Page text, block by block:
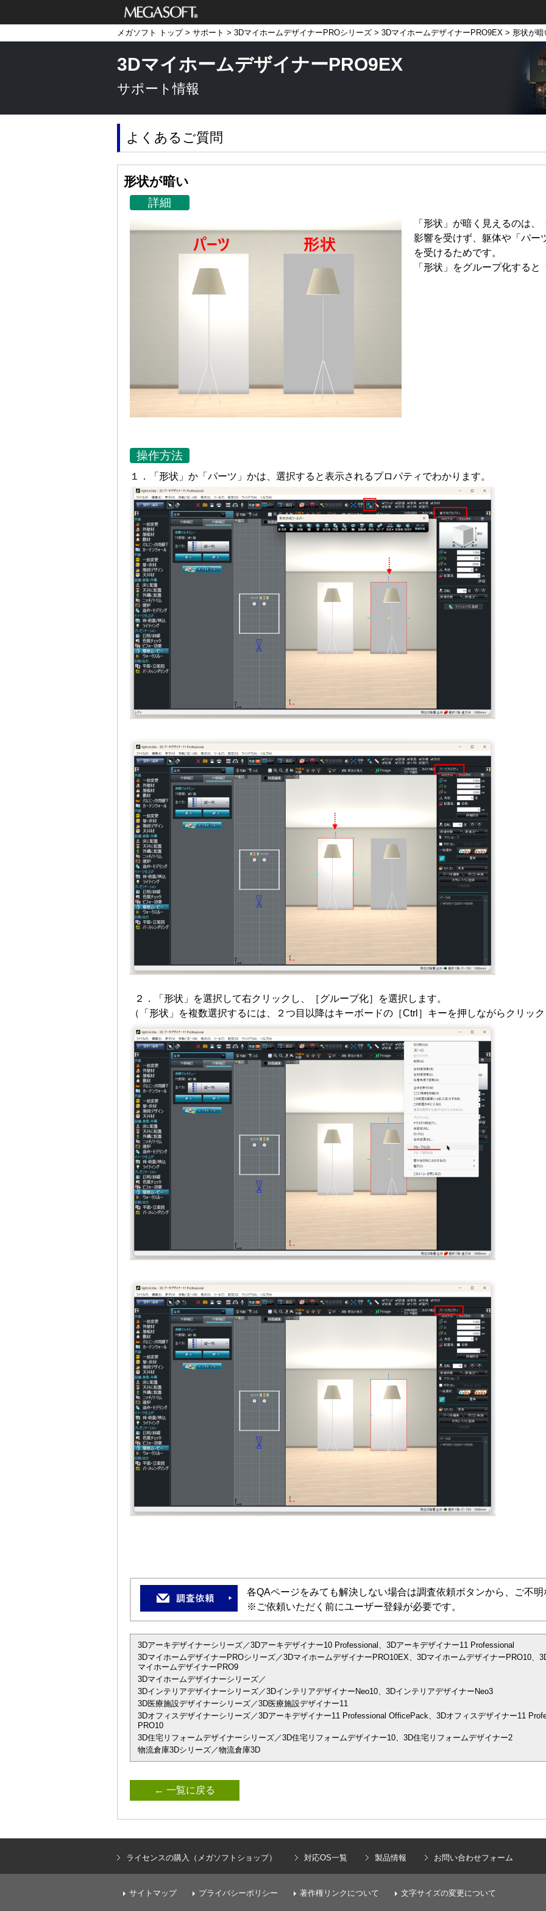
メガソフト株式
会社
メガソフト トップ> サポート > 3DマイホームデザイナーPROシリーズ > 3DマイホームデザイナーPRO9EX > 形状が暗
3DマイホームデザイナーPRO9EX
サポート情報
よくあるご質問
形状が暗い
詳細
「形状」が暗く見えるのは
影響を受けず、躯体や「パー
を受けるためです。
「形状」をグループ化すると
操作方法
１．「形状」か「パーツ」かは、選択すると表示されるプロパティでわかります。
２．「形状」を選択して右クリックし、［グループ化］を選択します。
（「形状」を複数選択するには、２つ目以降はキーボードの［Ctrl］キーを押しながらクリック
各QAページをみても解決しない場合は調査依頼ボタンから、ご不明
※ご依頼いただく前にユーザー登録が必要です。
3Dアーキデザイナーシリーズ／3Dアーキデザイナー10 Professional、3Dアーキデザイナー11 Professional
3DマイホームデザイナーPROシリーズ／3DマイホームデザイナーPRO10EX、3DマイホームデザイナーPRO10、
マイホームデザイナーPRO9
3Dマイホームデザイナーシリーズ／
3Dインテリアデザイナーシリーズ／3DインテリアデザイナーNeo10、3DインテリアデザイナーNeo3
3D医療施設デザイナーシリーズ／3D医療施設デザイナー11
3Dオフィスデザイナーシリーズ／3Dアーキデザイナー11 Professional OfficePack、3Dオフィスデザイナー11
PRO10
3D住宅リフォームデザイナーシリーズ／3D住宅リフォームデザイナー10、3D住宅リフォームデザイナー2
物流倉庫3Dシリーズ／物流倉庫3D
← 一覧に戻る
ライセンスの購入（メガソフトショップ） 対応OS一覧 製品情報 お問い合わせフォーム
サイトマップ プライバシーポリシー 著作権リンクについて 文字サイズの変更について